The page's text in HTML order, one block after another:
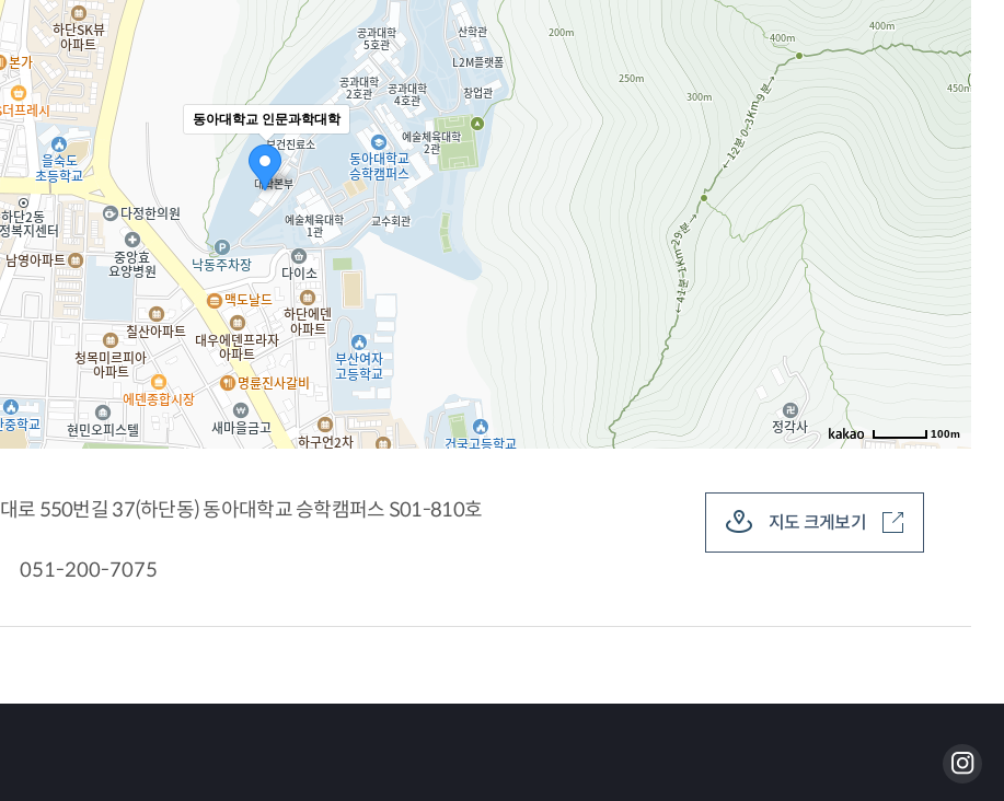
동아대학교 인문과학대학
100m
로 550번길 37(하단동) 동아대학교 승학캠퍼스 S01-810호
051-200-7075
지도 크게보기